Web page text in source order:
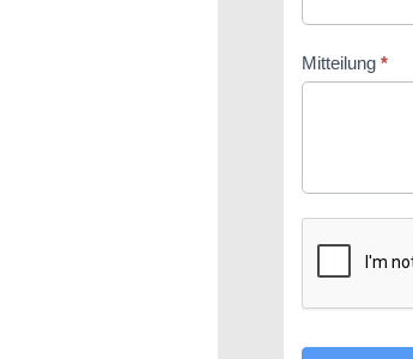
Mitteilung *